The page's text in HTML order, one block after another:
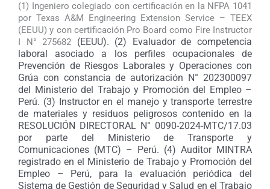
(1) Ingeniero colegiado con certificación en la NFPA 1041
por Texas A&M Engineering Extension Service – TEEX
(EEUU) y con certificación Pro Board como Fire Instructor
I N° 275682
(EEUU). (2) Evaluador de competencia
laboral asociado a los perfiles ocupacionales de
Prevención de Riesgos Laborales y Operaciones con
Grúa con constancia de autorización N° 202300097
del Ministerio del Trabajo y Promoción del Empleo –
Perú. (3)
Instructor en el manejo y transporte terrestre
de materiales y residuos peligrosos contenido en la
RESOLUCIÓN DIRECTORAL N° 0090-2024-MTC/17.03
por parte del Ministerio de Transporte y
Comunicaciones (MTC) – Perú. (4) Auditor MINTRA
registrado en el Ministerio de Trabajo y Promoción del
Empleo – Perú, para la evaluación periódica del
Sistema de Gestión de Seguridad y Salud en el Trabajo